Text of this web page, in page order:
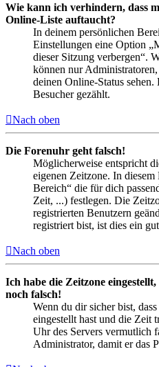
Wie kann ich verhindern, dass
Online-Liste auftaucht?
In deinem persönlichen
Einstellungen eine Option
dieser Sitzung verbergen“.
können nur
deinen Online-Status
Besucher gezählt.
Nach oben
Die Forenuhr geht falsch!
Möglicherweise entspricht
eigenen Zeitzone. In
Bereich“ die für dich
Zeit, ...) festlegen. Die
registrierten Benutzern
registriert bist, ist dies ein
Nach oben
Ich habe die Zeitzone
noch falsch!
Wenn du dir sicher bist,
eingestellt hast und die Zeit
Uhr des Servers vermutlich
Administrator, damit er das